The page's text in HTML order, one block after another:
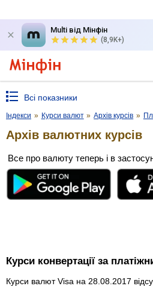
Multi від Мінфін
(8,9K+)
Всі показники
Індекси » Курси валют » Архів курсів »
Архів валютних курсів
Все про валюту теперь і в
Курси конвертації за
Курси валют Visa на 28.08.2017